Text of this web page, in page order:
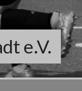
e.V.